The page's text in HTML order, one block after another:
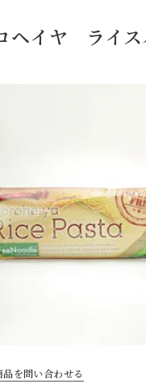
ヘイヤ ライ
品を問い合わせる